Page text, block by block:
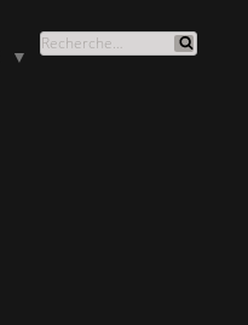
▼
RECHERCHE
Recherche